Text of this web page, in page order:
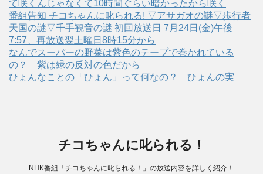
て咲くんじゃなくて10時間ぐらい暗かったから咲く
番組告知 チコちゃんに叱られる! ▽アサガオの謎▽歩行者
天国の謎▽千手観音の謎 初回放送日 7月24日(金)午後
7:57、再放送翌土曜日8時15分から
なんでスーパーの野菜は紫色のテープで巻かれている
の？ 紫は緑の反対の色だから
ひょんなことの「ひょん」って何なの？ ひょんの実
チコちゃんに叱られる！
NHK番組「チコちゃんに叱られる！」の放送内容を詳しく紹介！